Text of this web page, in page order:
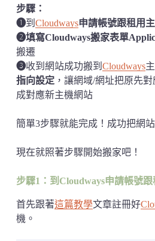
步驟：
➊到 Cloudways申請帳號跟租用
➋填寫Cloudways搬家表單
搬遷
➌收到網站成功搬到 Cloudways
指向設定，讓網域/網址把原先
成對應新主機網站
簡單3步驟就能完成！成功把網
現在就照著步驟開始搬家吧！
步驟1：到Cloudways申請帳號
首先跟著這篇教學文章註冊好
機。